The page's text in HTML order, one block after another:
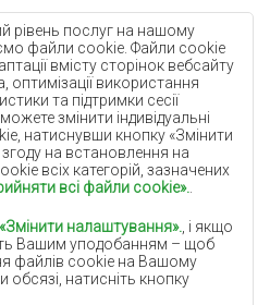
рівень послуг на нашому
файли cookie. Файли cookie
вмісту сторінок вебсайту
використання
та підтримки сесії
змінити індивідуальні
натиснувши кнопку «Змінити
на встановлення на
всіх категорій, зазначених
всі файли cookie».
«Змінити налаштування». , і якщо
Вашим уподобанням – щоб
файлів cookie на Вашому
натисніть кнопку
килими
килими
килими
килими
килими
килими
покриття
покриття